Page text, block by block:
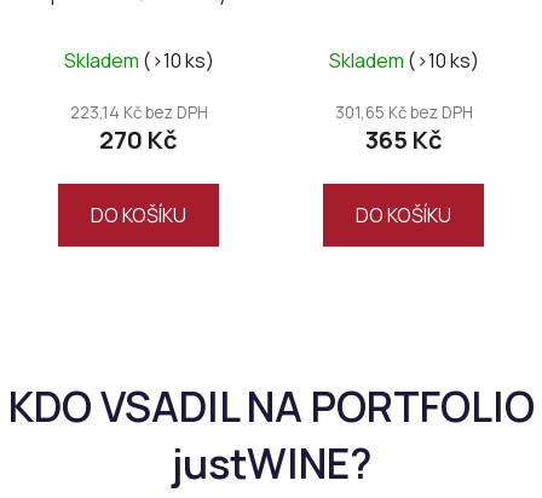
Skladem (>10 ks)
223,14 Kč bez DPH
270 Kč
DO KOŠÍKU
Skladem (>10 ks)
301,65 Kč bez DPH
365 Kč
DO KOŠÍKU